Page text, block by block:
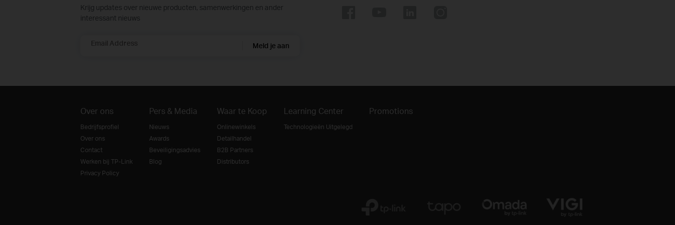
Krijg updates over nieuwe producten, samenwerkingen en ander
interessant nieuws
Email Address Meld je aan
Over ons
Bedrijfsprofiel
Over ons
Contact
Werken bij TP-Link
Privacy Policy
Pers & Media
Nieuws
Awards
Beveiligingsadvies
Blog
Waar te Koop
Onlinewinkels
Detailhandel
B2B Partners
Distributors
Learning Center
Technologieën Uitgelegd
Promotions